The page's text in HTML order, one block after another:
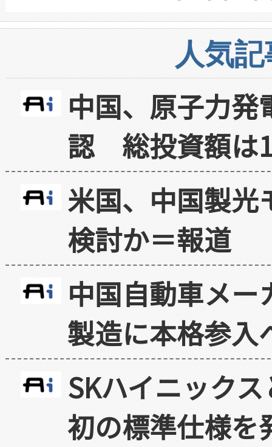
人気
中国、原子力
認 総投資額は
米国、中国製光
検討か＝報道
中国自動車メ
製造に本格参入
SKハイニック
初の標準仕様を